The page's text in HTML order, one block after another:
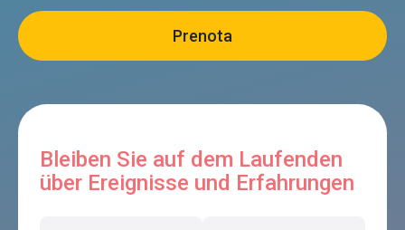
Bleiben Sie auf dem Laufenden
über Ereignisse und Erfahrungen